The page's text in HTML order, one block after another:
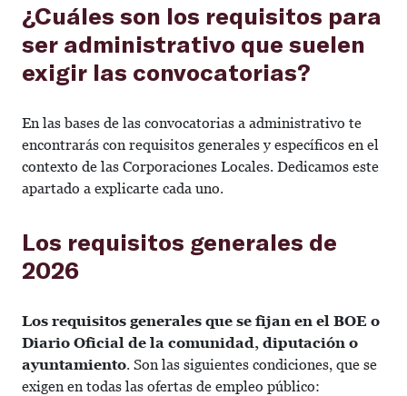
¿Cuáles son los requisitos para
ser administrativo que suelen
exigir las convocatorias?
En las bases de las convocatorias a administrativo te
encontrarás con requisitos generales y específicos en el
contexto de las Corporaciones Locales. Dedicamos este
apartado a explicarte cada uno.
Los requisitos generales de
2026
Los requisitos generales que se fijan en el BOE o
Diario Oficial de la comunidad, diputación o
ayuntamiento. Son las siguientes condiciones, que se
exigen en todas las ofertas de empleo público: